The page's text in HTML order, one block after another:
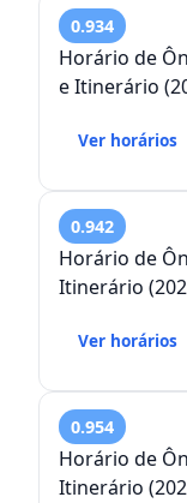
0.934
Horário de
e Itinerário
Ver horários
0.942
Horário de
Itinerário
Ver horários
0.954
Horário de
Itinerário